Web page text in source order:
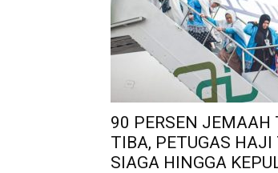
90 PERSEN JEMAAH
TIBA, PETUGAS HAJI
SIAGA HINGGA